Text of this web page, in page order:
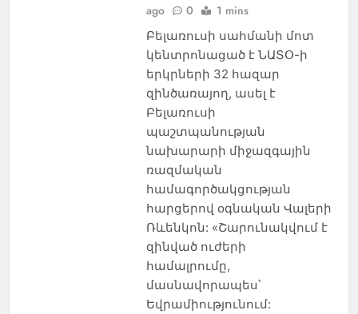
ago
0 1 mins
Բելառուսի սահմանի մոտ
կենտրոնացած է ՆԱՏՕ-ի
երկրների 32 հազար
զինծառայող, ասել է
Բելառուսի
պաշտպանության
նախարարի միջազգային
ռազմական
համագործակցության
հարցերով օգնական Վալերի
Ռևենկոն: «Շարունակվում է
զինված ուժերի
համալրումը,
մասնավորապես՝
Եվրամիությունում: